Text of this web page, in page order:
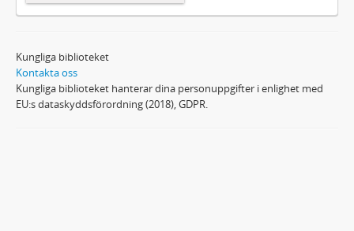
Kungliga biblioteket
Kontakta oss
Kungliga biblioteket hanterar dina personuppgifter i enlighet med
EU:s dataskyddsförordning (2018), GDPR.